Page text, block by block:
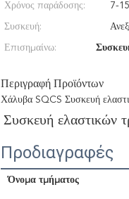
Χρόνος παράδοσης: 7-
Συσκευή:
Επισημαίνω:
Περιγραφή Προϊόντων
Χάλυβα SQCS Συσκευή
Συσκευή ελαστικών
Προδιαγραφές
Όνομα τμήματος